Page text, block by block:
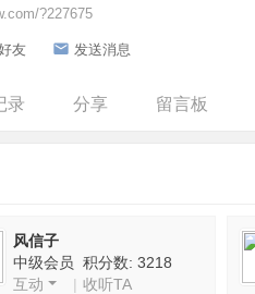
?227675
友 发送消息
录 分享 留言板
风信子
中级会员 积分数: 3218
互动
| 收听TA